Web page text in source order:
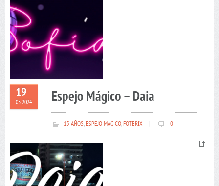
19
05 2024 Espejo Mágico – Daia
15 AÑOS,ESPEJO MAGICO,FOTERIX 0